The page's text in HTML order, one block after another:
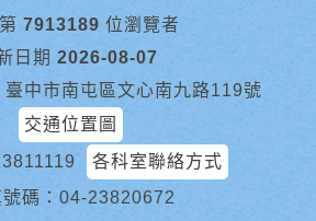
7913189 位瀏覽者
日期 2026-08-07
中市南屯區文心南九路119號
交通位置圖
各科室聯絡方式
號碼：04-23820672